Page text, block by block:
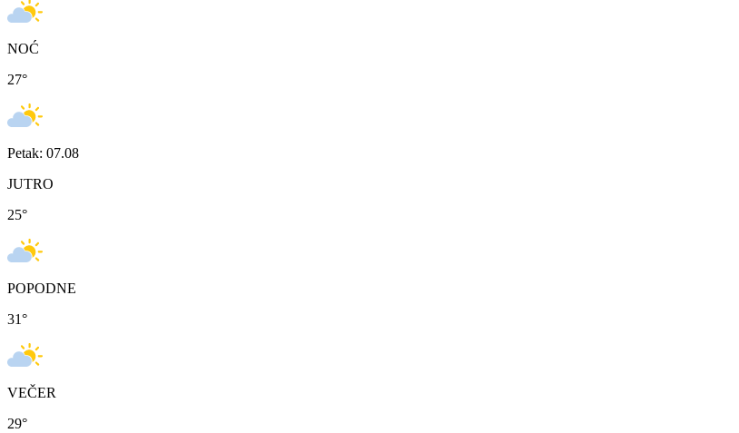
NOĆ
27°
Petak: 07.08
JUTRO
25°
POPODNE
31°
VEČER
29°